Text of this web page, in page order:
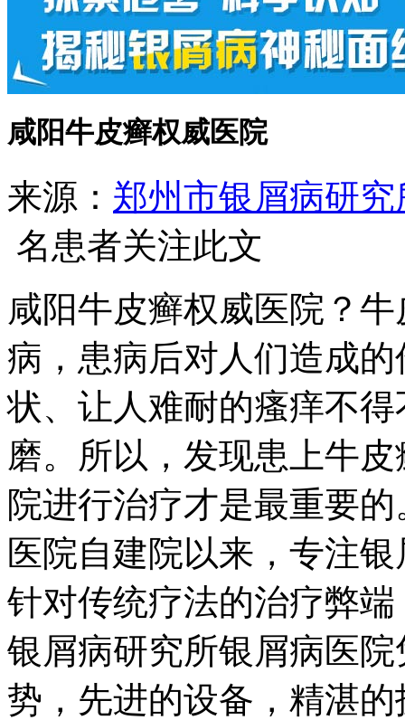
咸阳牛皮癣权威医院
来源： 郑州市银屑病研究
名患者关注此文
咸阳牛皮癣权威医院？
病，患病后对人们造成
状、让人难耐的瘙痒不
磨。所以，发现患上牛
院进行治疗才是最重要
医院自建院以来，专注
针对传统疗法的治疗弊
银屑病研究所银屑病医
势，先进的设备，精湛